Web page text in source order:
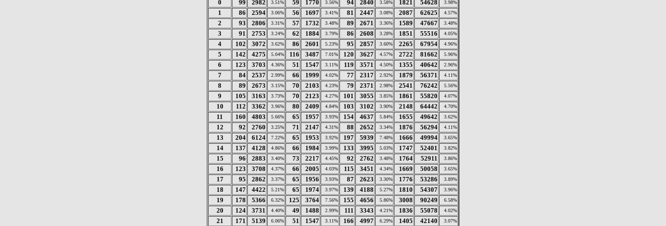
0 99 2982 3.51% 59 1770 3.56% 94 2840 3.58% 1821 54628 3.98%
1 86 2594 3.06% 56 1697 3.41% 81 2447 3.08% 2087 62625 4.57%
2 93 2806 3.31% 57 1732 3.48% 89 2671 3.36% 1589 47667 3.48%
3 91 2753 3.24% 62 1884 3.79% 86 2608 3.28% 1851 55516 4.05%
4 102 3072 3.62% 86 2601 5.23% 95 2857 3.60% 2265 67954 4.96%
5 142 4275 5.04% 116 3487 7.01% 120 3627 4.57% 2722 81662 5.96%
6 123 3703 4.36% 51 1547 3.11% 119 3571 4.50% 1355 40642 2.96%
7 84 2537 2.99% 66 1999 4.02% 77 2317 2.92% 1879 56371 4.11%
8 89 2673 3.15% 70 2103 4.23% 79 2371 2.98% 2541 76242 5.56%
9 105 3163 3.73% 70 2123 4.27% 101 3055 3.85% 1861 55820 4.07%
10 112 3362 3.96% 80 2409 4.84% 103 3102 3.90% 2148 64442 4.70%
11 160 4803 5.66% 65 1957 3.93% 154 4637 5.84% 1655 49642 3.62%
12 92 2760 3.25% 71 2147 4.31% 88 2652 3.34% 1876 56294 4.11%
13 204 6124 7.22% 65 1953 3.92% 197 5939 7.48% 1666 49994 3.65%
14 137 4128 4.86% 66 1984 3.99% 133 3995 5.03% 1747 52401 3.82%
15 96 2883 3.40% 73 2217 4.45% 92 2762 3.48% 1764 52911 3.86%
16 123 3708 4.37% 66 2005 4.03% 115 3451 4.34% 1669 50058 3.65%
17 95 2862 3.37% 65 1956 3.93% 87 2623 3.30% 1776 53286 3.89%
18 147 4422 5.21% 65 1974 3.97% 139 4188 5.27% 1810 54307 3.96%
19 178 5366 6.32% 125 3764 7.56% 155 4656 5.86% 3008 90249 6.58%
20 124 3731 4.40% 49 1488 2.99% 111 3343 4.21% 1836 55078 4.02%
21 171 5139 6.06% 51 1547 3.11% 166 4997 6.29% 1405 42140 3.07%